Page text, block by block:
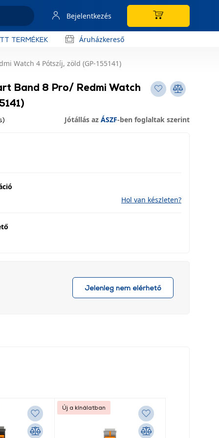
Bejelentkezés
TERMÉKEK Áruházkereső
Watch 4 Pótszíj, zöld (GP-155141)
Band 8 Pro/ Redmi Watch
Jótállás az ÁSZF-ben foglaltak szerint
Hol van készleten?
Jelenleg nem elérhető
Új a kínálatban